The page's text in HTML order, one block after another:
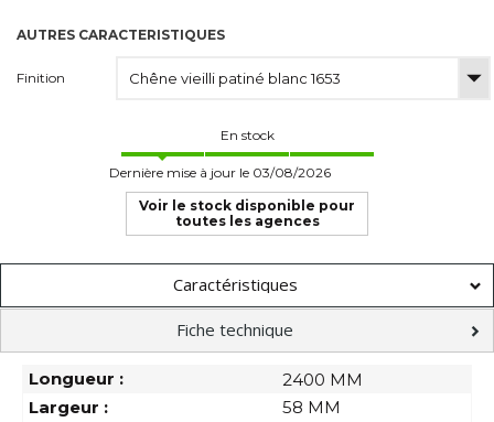
AUTRES CARACTERISTIQUES
Finition
En stock
Dernière mise à jour le 03/08/2026
Voir le stock disponible pour
toutes les agences
Caractéristiques
Fiche technique
Longueur :
2400 MM
Largeur :
58 MM